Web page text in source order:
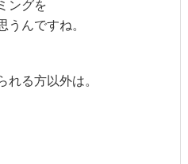
ングを
うんですね。
れる方以外は。